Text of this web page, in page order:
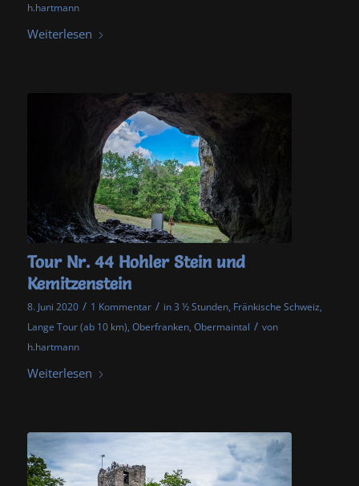
h.hartmann
Weiterlesen
Tour Nr. 44 Hohler Stein und
Kemitzenstein
8. Juni 2020 / 1 Kommentar / in3 ½ Stunden, Fränkische Schweiz,
Lange Tour (ab 10 km), Oberfranken, Obermaintal / von
h.hartmann
Weiterlesen